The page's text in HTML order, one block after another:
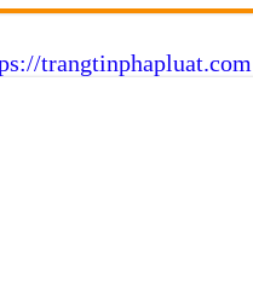
trangtinphapluat.com